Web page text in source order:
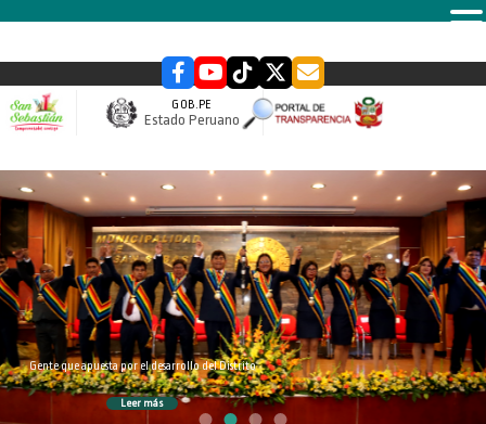
GOB.PE
Estado Peruano
slider
Gente que apuesta por el desarrollo del Distrito
Leer más